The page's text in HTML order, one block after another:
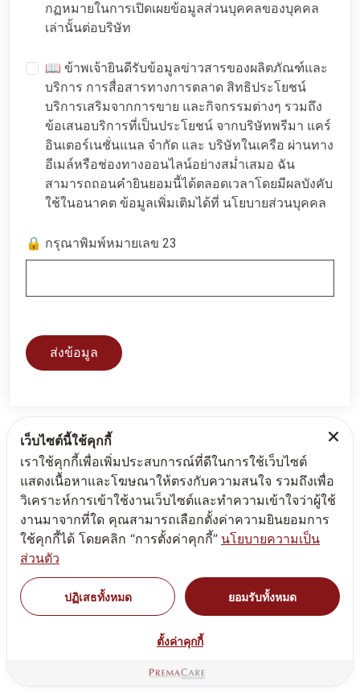
กฏหมายในการเปิดเผยข้อมูลส่วนบุคคลของบุคคล
เล่านั้นต่อบริษัท
📖 ข้าพเจ้ายินดีรับข้อมูลข่าวสารของผลิตภัณฑ์และ
บริการ การสื่อสารทางการตลาด สิทธิประโยชน์
บริการเสริมจากการขาย และกิจกรรมต่างๆ รวมถึง
ข้อเสนอบริการที่เป็นประโยชน์ จากบริษัทพรีมา แคร์
อินเตอร์เนชั่นแนล จำกัด และ บริษัทในเครือ ผ่านทาง
อีเมล์หรือช่องทางออนไลน์อย่างสม่ำเสมอ ฉัน
สามารถถอนคำยินยอมนี้ได้ตลอดเวลาโดยมีผลบังคับ
ใช้ในอนาคต ข้อมูลเพิ่มเติมได้ที่ นโยบายส่วนบุคคล
🔒 กรุณาพิมพ์หมายเลข 23
ส่งข้อมูล
เมนูอื่นๆ
ข้อกฎหมายอาหาร อาหารเสริม แคปซูลผงวิตามินชงดื่ม
ข้อกฎหมายครีม เครื่องสำอาง เวชสำอาง
เว็บไซต์นี้ใช้คุกกี้
เราใช้คุกกี้เพื่อเพิ่มประสบการณ์ที่ดีในการใช้เว็บไซต์
แสดงเนื้อหาและโฆษณาให้ตรงกับความสนใจ รวมถึงเพื่อ
วิเคราะห์การเข้าใช้งานเว็บไซต์และทำความเข้าใจว่าผู้ใช้
งานมาจากที่ใด คุณสามารถเลือกตั้งค่าความยินยอมการ
ใช้คุกกี้ได้ โดยคลิก “การตั้งค่าคุกกี้” นโยบายความเป็น
ส่วนตัว
ปฏิเสธทั้งหมด ยอมรับทั้งหมด
ตั้งค่าคุกกี้